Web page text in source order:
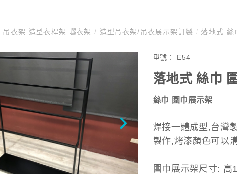
吊衣架 造型衣桿架 曬衣架/ 造型吊衣架/吊衣展示架訂製 / 落地式 絲
型號： E54
落地式 絲巾
絲巾 圍巾展示架
焊接一體成型,台灣
製作,烤漆顏色可以
圍巾展示架尺寸: